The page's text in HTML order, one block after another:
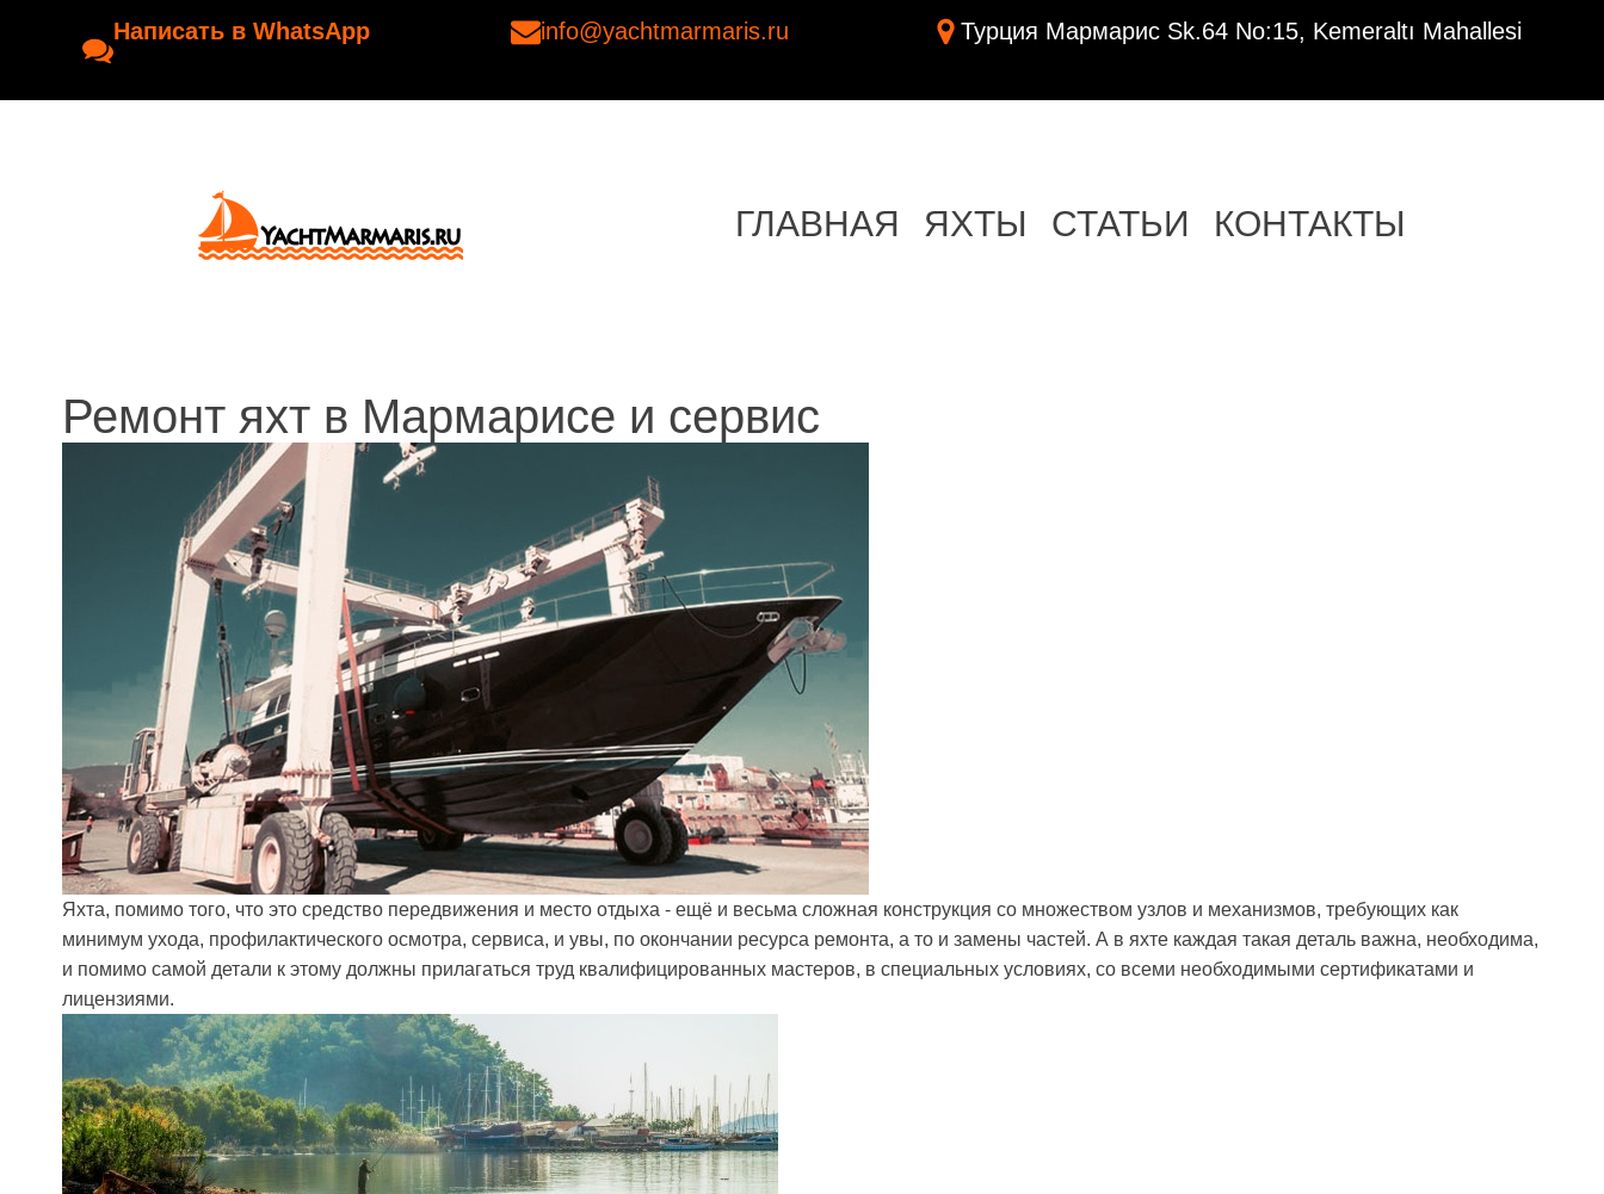
Написать в WhatsApp info@yachtmarmaris.ru Турция Мармарис Sk.64 No:15, Kemeraltı Mahallesi
ГЛАВНАЯ ЯХТЫ СТАТЬИ КОНТАКТЫ
Ремонт яхт в Мармарисе и сервис
Яхта, помимо того, что это средство передвижения и место отдыха - ещё и весьма сложная конструкция со множеством узлов и механизмов, требующих как
минимум ухода, профилактического осмотра, сервиса, и увы, по окончании ресурса ремонта, а то и замены частей. А в яхте каждая такая деталь важна, необходима,
и помимо самой детали к этому должны прилагаться труд квалифицированных мастеров, в специальных условиях, со всеми необходимыми сертификатами и
лицензиями.